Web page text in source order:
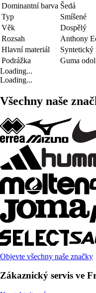
Dominantní barva Šedá
Typ
Smíšené
Věk
Dospělý
Rozsah
Anthony
Hlavní materiál
Syntetický
Podrážka
Guma
Loading...
Loading...
Všechny naše
Objevte všechny naše značky
Zákaznický servis ve